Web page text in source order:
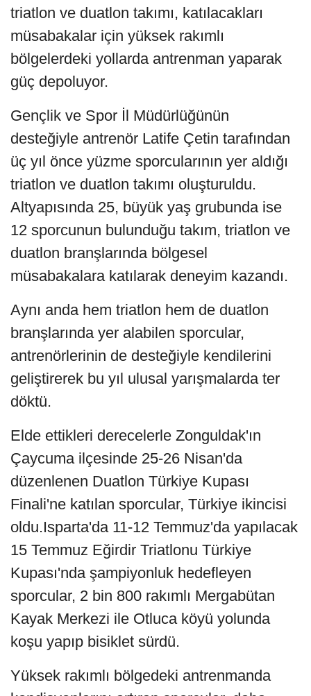
triatlon ve duatlon takımı, katılacakları
müsabakalar için yüksek rakımlı
bölgelerdeki yollarda antrenman yaparak
güç depoluyor.
Gençlik ve Spor İl Müdürlüğünün
desteğiyle antrenör Latife Çetin tarafından
üç yıl önce yüzme sporcularının yer aldığı
triatlon ve duatlon takımı oluşturuldu.
Altyapısında 25, büyük yaş grubunda ise
12 sporcunun bulunduğu takım, triatlon ve
duatlon branşlarında bölgesel
müsabakalara katılarak deneyim kazandı.
Aynı anda hem triatlon hem de duatlon
branşlarında yer alabilen sporcular,
antrenörlerinin de desteğiyle kendilerini
geliştirerek bu yıl ulusal yarışmalarda ter
döktü.
Elde ettikleri derecelerle Zonguldak'ın
Çaycuma ilçesinde 25-26 Nisan'da
düzenlenen Duatlon Türkiye Kupası
Finali'ne katılan sporcular, Türkiye ikincisi
oldu.Isparta'da 11-12 Temmuz'da yapılacak
15 Temmuz Eğirdir Triatlonu Türkiye
Kupası'nda şampiyonluk hedefleyen
sporcular, 2 bin 800 rakımlı Mergabütan
Kayak Merkezi ile Otluca köyü yolunda
koşu yapıp bisiklet sürdü.
Yüksek rakımlı bölgedeki antrenmanda